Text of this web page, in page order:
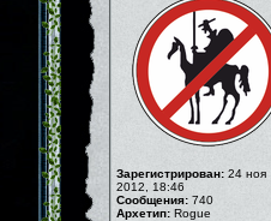
Зарегистрирован: 24 ноя
2012, 18:46
Сообщения: 740
Архетип: Rogue